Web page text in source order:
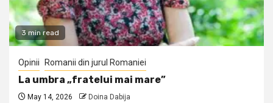
3 min read
Opinii Romanii din jurul Romaniei
La umbra „fratelui mai mare”
May 14, 2026 Doina Dabija